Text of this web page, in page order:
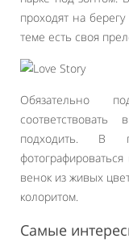
проходят на
теме есть своя
Обязательно
подходить. В
венок из живых
колоритом.
Самые